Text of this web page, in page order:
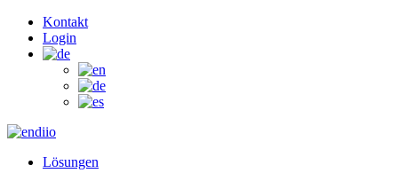
Kontakt
Login
Lösungen